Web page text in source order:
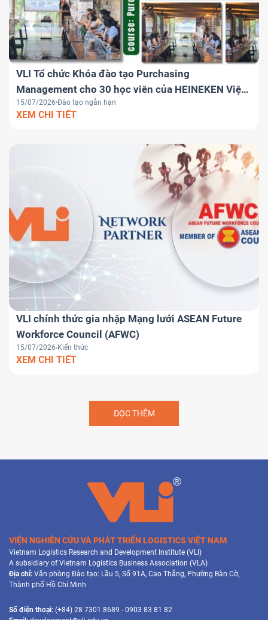
VLI Tổ chức Khóa đào tạo Purchasing
Management cho 30 học viên của HEINEKEN Việt
Nam
15/07/2026 Đào tạo ngắn hạn
XEM CHI TIẾT
VLI chính thức gia nhập Mạng lưới ASEAN Future
Workforce Council (AFWC)
15/07/2026 Kiến thức
XEM CHI TIẾT
ĐỌC THÊM
VIỆN NGHIÊN CỨU VÀ PHÁT TRIỂN LOGISTICS VIỆT NAM
Vietnam Logistics Research and Development Institute (VLI)
A subsidiary of Vietnam Logistics Business Association (VLA)
Địa chỉ: Văn phòng Đào tạo: Lầu 5, Số 91A, Cao Thắng, Phường Bàn Cờ,
Thành phố Hồ Chí Minh
Số điện thoại: (+84) 28 7301 8689 - 0903 83 81 82